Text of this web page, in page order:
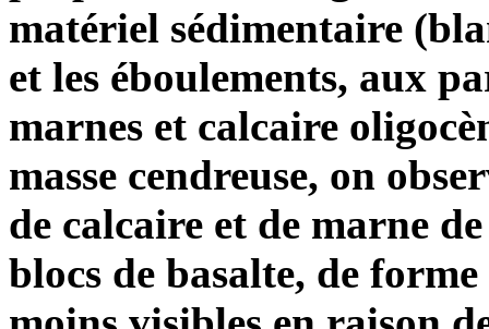
matériel sédimentaire
et les éboulements, aux
marnes et calcaire
masse cendreuse, on
de calcaire et de marne
blocs de basalte, de